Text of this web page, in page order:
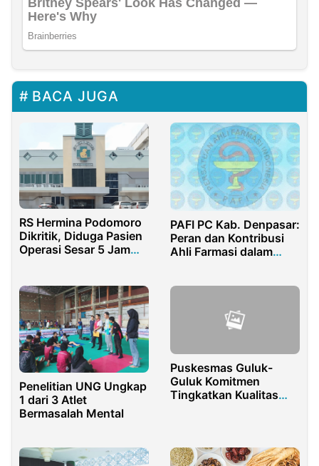
BACA JUGA
RS Hermina Podomoro
Dikritik, Diduga Pasien
Operasi Sesar 5 Jam
PAFI PC Kab. Denpasar:
Peran dan Kontribusi
Ahli Farmasi dalam
Penelitian UNG Ungkap
1 dari 3 Atlet
Bermasalah Mental
Puskesmas Guluk-
Guluk Komitmen
Tingkatkan Kualitas